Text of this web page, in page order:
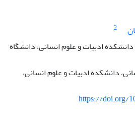
2
ادبیات و علوم انسانی، دانشگاه
دانشکده ادبیات و علوم انسانی،
https://doi.org/